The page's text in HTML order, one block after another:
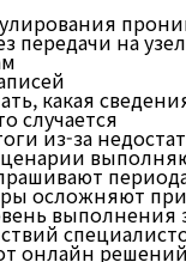
передачи на узел
какая
случается
из-за
осложняют
онлайн решений